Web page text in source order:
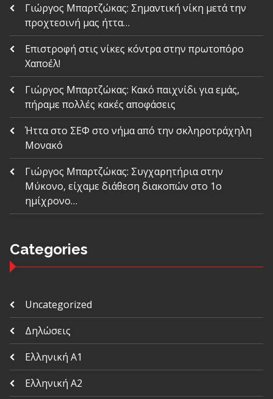
Γιώργος Μπαρτζώκας: Σημαντική νίκη μετά την
προχτεσινή μας ήττα…
Επιστροφή στις νίκες κόντρα στην πρωτοπόρο
Χαποέλ!
Γιώργος Μπαρτζώκας: Κακό παιχνίδι για εμάς,
πήραμε πολλές κακές αποφάσεις
Ήττα στο ΣΕΦ στο νήμα από την σκληροτράχηλη
Μονακό
Γιώργος Μπαρτζώκας: Συγχαρητήρια στην
Μύκονο, είχαμε διάθεση διακοπών στο 1ο
ημίχρονο…
Categories
Uncategorized
Δηλώσεις
Ελληνική Α1
Ελληνική Α2